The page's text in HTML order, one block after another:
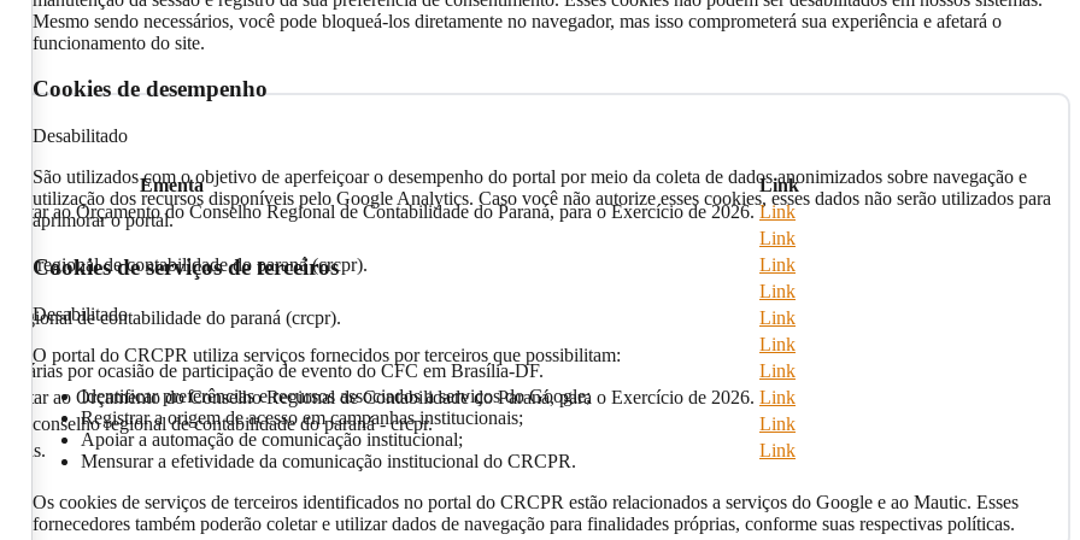
Ementa
Link
ao Orçamento do Conselho Regional de Contabilidade do Paraná, para o Exercício de 2026. Link
Link
regional de contabilidade do paraná (crcpr).
Link
Link
regional de contabilidade do paraná (crcpr).
Link
Link
diárias por ocasião de participação de evento do CFC em Brasília-DF.
Link
ao Orçamento do Conselho Regional de Contabilidade do Paraná, para o Exercício de 2026. Link
do conselho regional de contabilidade do paraná - crcpr.
Link
Link
Mesmo sendo necessários, você pode bloqueá-los diretamente no navegador, mas isso comprometerá sua experiência e afetará o
funcionamento do site.
Cookies de desempenho
Desabilitado
São utilizados com o objetivo de aperfeiçoar o desempenho do portal por meio da coleta de dados anonimizados sobre navegação e
utilização dos recursos disponíveis pelo Google Analytics. Caso você não autorize esses cookies, esses dados não serão utilizados para
aprimorar o portal.
Cookies de serviços de terceiros
Desabilitado
O portal do CRCPR utiliza serviços fornecidos por terceiros que possibilitam:
Identificar preferências e recursos associados a serviços do Google;
Registrar a origem de acesso em campanhas institucionais;
Apoiar a automação de comunicação institucional;
Mensurar a efetividade da comunicação institucional do CRCPR.
Os cookies de serviços de terceiros identificados no portal do CRCPR estão relacionados a serviços do Google e ao Mautic. Esses
fornecedores também poderão coletar e utilizar dados de navegação para finalidades próprias, conforme suas respectivas políticas.